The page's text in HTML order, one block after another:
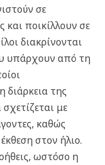
σε
ποικίλλουν σε
διακρίνονται
υπάρχουν από τη
της
με
καθώς
στον ήλιο.
ωστόσο η